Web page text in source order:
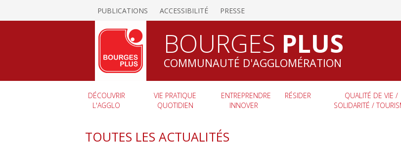
PUBLICATIONS ACCESSIBILITÉ PRESSE
BOURGES PLUS
COMMUNAUTÉ D'AGGLOMÉRATION
DÉCOUVRIR
L'AGGLO
VIE PRATIQUE
QUOTIDIEN
ENTREPRENDRE
INNOVER
RÉSIDER
QUALITÉ DE VIE /
SOLIDARITÉ /
TOUTES LES ACTUALITÉS